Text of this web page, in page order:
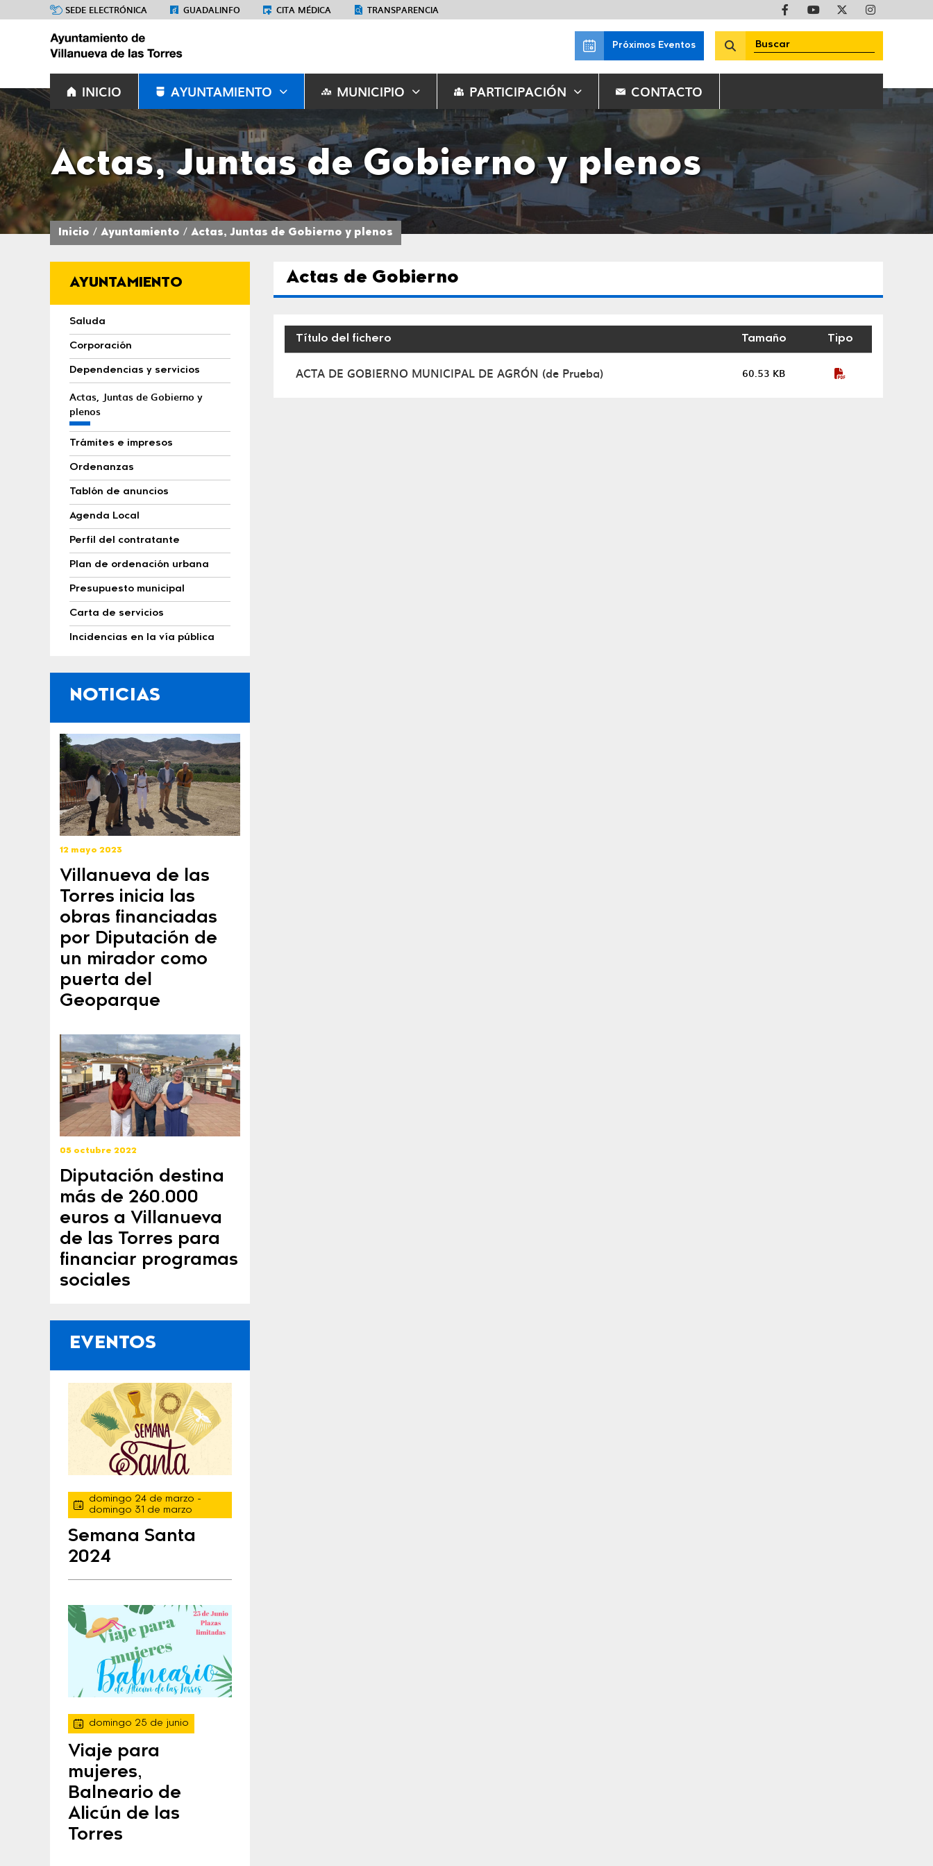
SEDE ELECTRÓNICA GUADALINFO CITA MÉDICA TRANSPARENCIA
Próximos Eventos
INICIO AYUNTAMIENTO MUNICIPIO PARTICIPACIÓN CONTACTO
Actas, Juntas de Gobierno y plenos
Inicio Ayuntamiento Actas, Juntas de Gobierno y plenos
AYUNTAMIENTO
Saluda
Corporación
Dependencias y servicios
Actas, Juntas de Gobierno y
plenos
Trámites e impresos
Ordenanzas
Tablón de anuncios
Agenda Local
Perfil del contratante
Plan de ordenación urbana
Presupuesto municipal
Carta de servicios
Incidencias en la vía pública
NOTICIAS
12 mayo 2023
Villanueva de las
Torres inicia las
obras financiadas
por Diputación de
un mirador como
puerta del
Geoparque
05 octubre 2022
Diputación destina
más de 260.000
euros a Villanueva
de las Torres para
financiar programas
sociales
EVENTOS
domingo 24 de marzo -
domingo 31 de marzo
Semana Santa
2024
domingo 25 de junio
Viaje para
mujeres,
Balneario de
Alicún de las
Torres
Actas de Gobierno
Título del fichero Tamaño Tipo
ACTA DE GOBIERNO MUNICIPAL DE AGRÓN (de Prueba) 60.53 KB